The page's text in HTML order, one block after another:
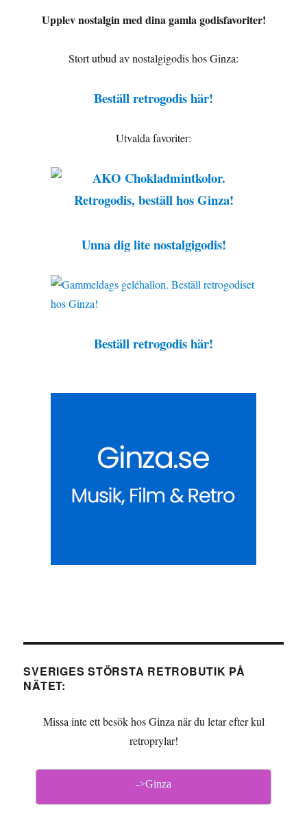
Upplev nostalgin med dina gamla godisfavoriter!
Stort utbud av nostalgigodis hos Ginza:
Beställ retrogodis här!
Utvalda favoriter:
Unna dig lite nostalgigodis!
Beställ retrogodis här!
SVERIGES STÖRSTA RETROBUTIK PÅ
NÄTET:
Missa inte ett besök hos Ginza när du letar efter kul
retroprylar!
->Ginza